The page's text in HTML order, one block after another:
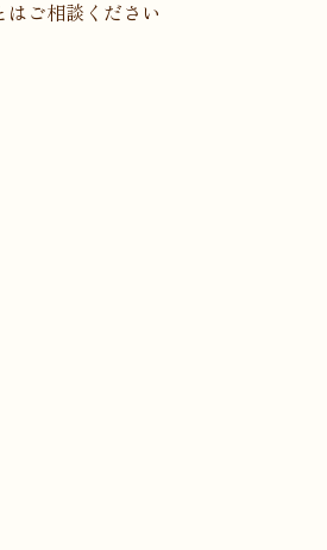
ご相談ください